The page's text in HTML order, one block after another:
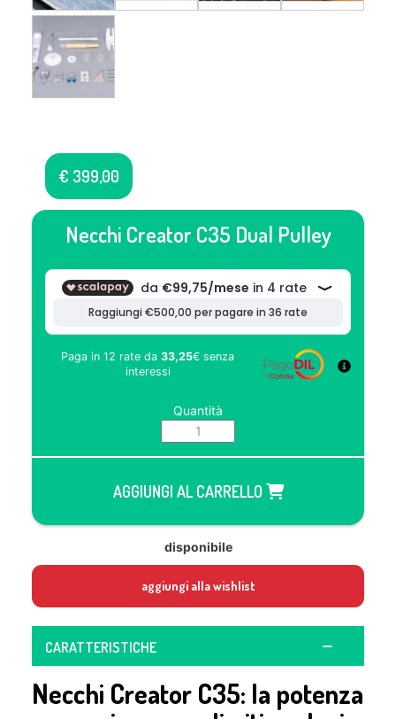
€ 399,00
Necchi Creator C35 Dual Pulley
Paga in 12 rate da 33,25€ senza
interessi
Quantità
AGGIUNGI AL CARRELLO
disponibile
aggiungi alla wishlist
CARATTERISTICHE
Necchi Creator C35: la potenza